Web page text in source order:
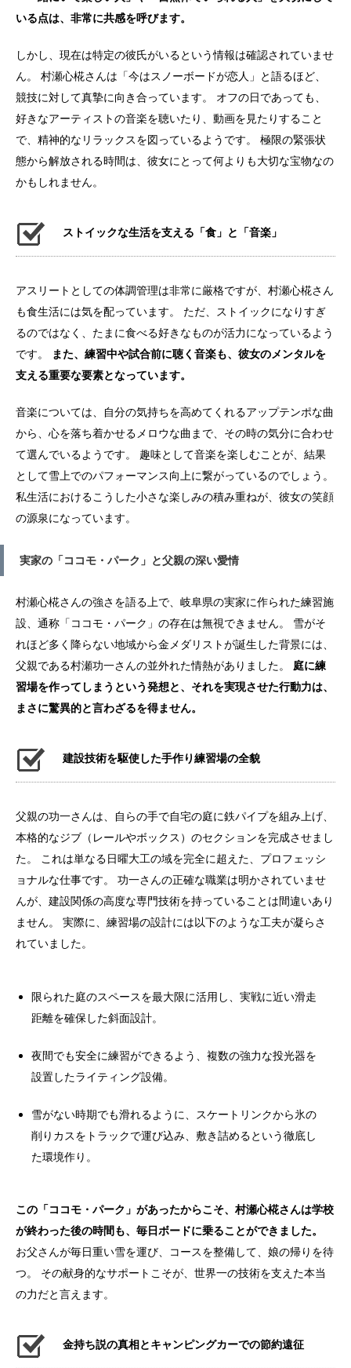
いる点は、非常に共感を呼びます。
しかし、現在は特定の彼氏がいるという情報は確認されていませ
ん。 村瀬心椛さんは「今はスノーボードが恋人」と語るほど、
競技に対して真摯に向き合っています。 オフの日であっても、
好きなアーティストの音楽を聴いたり、動画を見たりすること
で、精神的なリラックスを図っているようです。 極限の緊張状
態から解放される時間は、彼女にとって何よりも大切な宝物なの
かもしれません。
ストイックな生活を支える「食」と「音楽」
アスリートとしての体調管理は非常に厳格ですが、村瀬心椛さん
も食生活には気を配っています。 ただ、ストイックになりすぎ
るのではなく、たまに食べる好きなものが活力になっているよう
です。
また、練習中や試合前に聴く音楽も、彼女のメンタルを
支える重要な要素となっています。
音楽については、自分の気持ちを高めてくれるアップテンポな曲
から、心を落ち着かせるメロウな曲まで、その時の気分に合わせ
て選んでいるようです。 趣味として音楽を楽しむことが、結果
として雪上でのパフォーマンス向上に繋がっているのでしょう。
私生活におけるこうした小さな楽しみの積み重ねが、彼女の笑顔
の源泉になっています。
実家の「ココモ・パーク」と父親の深い愛情
村瀬心椛さんの強さを語る上で、岐阜県の実家に作られた練習施
設、通称「ココモ・パーク」の存在は無視できません。 雪がそ
れほど多く降らない地域から金メダリストが誕生した背景には、
父親である村瀬功一さんの並外れた情熱がありました。 庭に練
習場を作ってしまうという発想と、それを実現させた行動力は、
まさに驚異的と言わざるを得ません。
建設技術を駆使した手作り練習場の全貌
父親の功一さんは、自らの手で自宅の庭に鉄パイプを組み上げ、
本格的なジブ（レールやボックス）のセクションを完成させまし
た。 これは単なる日曜大工の域を完全に超えた、プロフェッシ
ョナルな仕事です。 功一さんの正確な職業は明かされていませ
んが、建設関係の高度な専門技術を持っていることは間違いあり
ません。 実際に、練習場の設計には以下のような工夫が凝らさ
れていました。
限られた庭のスペースを最大限に活用し、実戦に近い滑走
距離を確保した斜面設計。
夜間でも安全に練習ができるよう、複数の強力な投光器を
設置したライティング設備。
雪がない時期でも滑れるように、スケートリンクから氷の
削りカスをトラックで運び込み、敷き詰めるという徹底し
た環境作り。
この「ココモ・パーク」があったからこそ、村瀬心椛さんは学校
が終わった後の時間も、毎日ボードに乗ることができました。
お父さんが毎日重い雪を運び、コースを整備して、娘の帰りを待
つ。 その献身的なサポートこそが、世界一の技術を支えた本当
の力だと言えます。
金持ち説の真相とキャンピングカーでの節約遠征